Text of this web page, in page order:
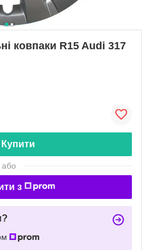
ковпаки R15 Audi 317
Купити
або
з